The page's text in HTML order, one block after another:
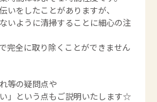
いをしたことがありますが、
いように清掃することに細心の注
完全に取り除くことができません
等の疑問点や
い」という点もご説明いたします☆